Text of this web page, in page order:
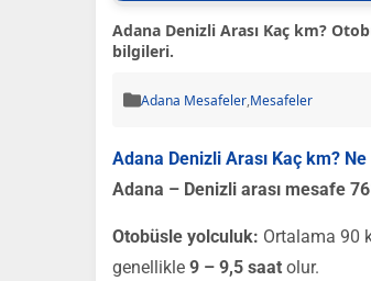
Adana Denizli Arası Kaç km?
bilgileri.
Adana Mesafeler,Mesafeler
Adana Denizli Arası Kaç km?
Adana – Denizli arası mesafe
Otobüsle yolculuk: Ortalama 90
genellikle 9 – 9,5 saat olur.